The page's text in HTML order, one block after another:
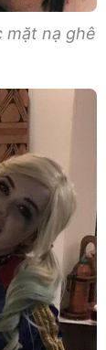
mặt nạ ghê